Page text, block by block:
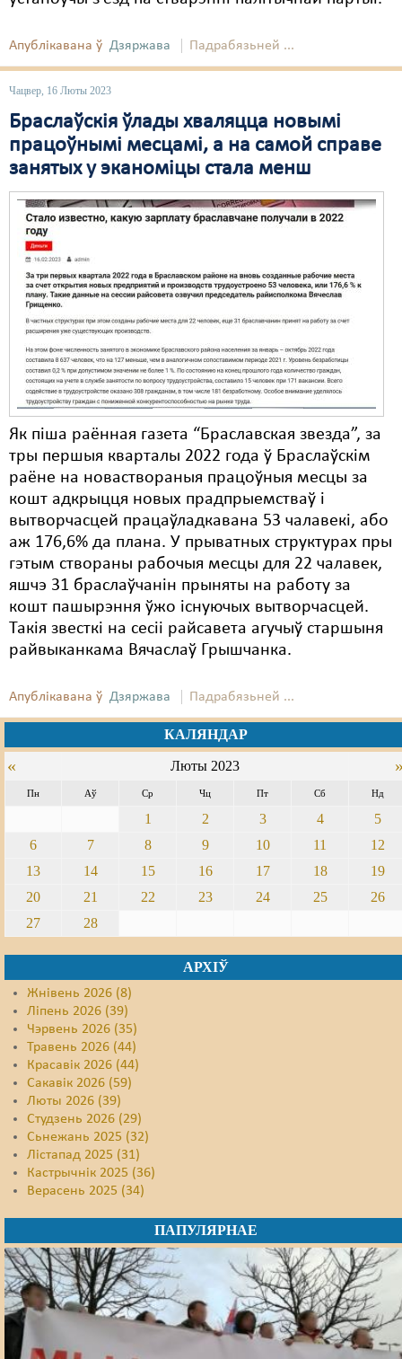
Апублікавана ў Дзяржава Падрабязьней ...
Чацвер, 16 Люты 2023
Браслаўскія ўлады хваляцца новымі
працоўнымі месцамі, а на самой справе
занятых у эканоміцы стала менш
Як піша раённая газета “Браславская звезда”, за
тры першыя кварталы 2022 года ў Браслаўскім
раёне на новаствораныя працоўныя месцы за
кошт адкрыцця новых прадпрыемстваў і
вытворчасцей працаўладкавана 53 чалавекі, або
аж 176,6% да плана. У прыватных структурах пры
гэтым створаны рабочыя месцы для 22 чалавек,
яшчэ 31 браслаўчанін прыняты на работу за
кошт пашырэння ўжо існуючых вытворчасцей.
Такія звесткі на сесіі райсавета агучыў старшыня
райвыканкама Вячаслаў Грышчанка.
Апублікавана ў Дзяржава Падрабязьней ...
КАЛЯНДАР
« Люты 2023
Пн Аў Ср Чц Пт Сб Нд
1 2 3 4
5
6
7 8 9 10 11
12
13
14 15 16 17 18
19
20
21 22 23 24 25
26
27
28
АРХІЎ
Жнівень 2026 (8)
Ліпень 2026 (39)
Чэрвень 2026 (35)
Травень 2026 (44)
Красавік 2026 (44)
Сакавік 2026 (59)
Люты 2026 (39)
Студзень 2026 (29)
Сьнежань 2025 (32)
Лістапад 2025 (31)
Кастрычнік 2025 (36)
Верасень 2025 (34)
ПАПУЛЯРНАЕ